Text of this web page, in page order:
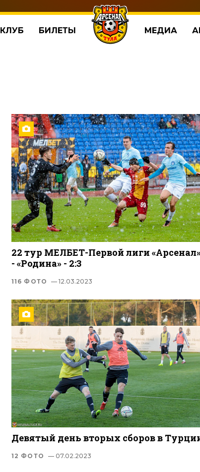
КЛУБ БИЛЕТЫ МЕДИА
22 тур МЕЛБЕТ-Первой лиги
- «Родина» - 2:3
116 ФОТО — 12.03.2023
Девятый день вторых сборов в
12 ФОТО — 07.02.2023